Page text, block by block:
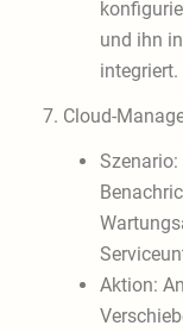
und ihn
integriert.
7. Cloud-
Szenario:
Aktion: